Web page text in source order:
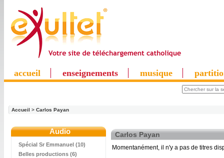
accueil enseignements musique
Accueil > Carlos Payan
Audio
Spécial Sr Emmanuel (10)
Belles productions (6)
Carlos Payan
Momentanément, il n'y a pas de titres